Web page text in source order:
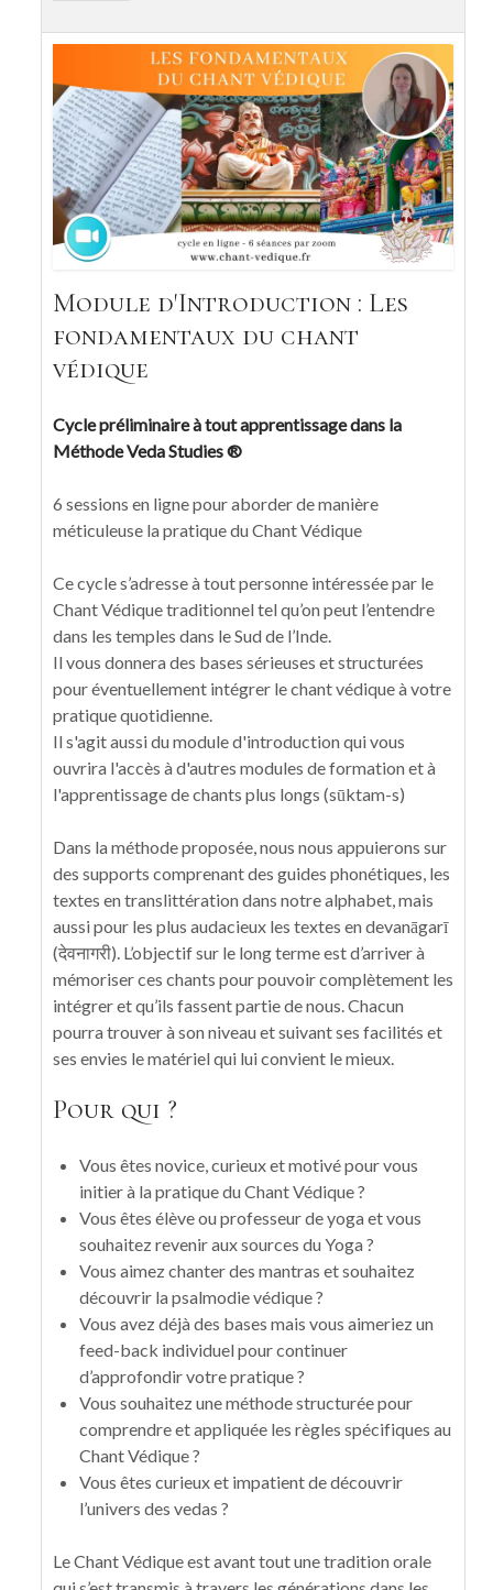
Module d'Introduction : Les
fondamentaux du chant
védique
Cycle préliminaire à tout apprentissage dans la
Méthode Veda Studies ®
6 sessions en ligne pour aborder de manière
méticuleuse la pratique du Chant Védique
Ce cycle s’adresse à tout personne intéressée par le
Chant Védique traditionnel tel qu’on peut l’entendre
dans les temples dans le Sud de l’Inde.
Il vous donnera des bases sérieuses et structurées
pour éventuellement intégrer le chant védique à votre
pratique quotidienne.
Il s'agit aussi du module d'introduction qui vous
ouvrira l'accès à d'autres modules de formation et à
l'apprentissage de chants plus longs (sūktam-s)
Dans la méthode proposée, nous nous appuierons sur
des supports comprenant des guides phonétiques, les
textes en translittération dans notre alphabet, mais
aussi pour les plus audacieux les textes en devanāgarī
(देवनागरी). L’objectif sur le long terme est d’arriver à
mémoriser ces chants pour pouvoir complètement les
intégrer et qu’ils fassent partie de nous. Chacun
pourra trouver à son niveau et suivant ses facilités et
ses envies le matériel qui lui convient le mieux.
Pour qui ?
Vous êtes novice, curieux et motivé pour vous
initier à la pratique du Chant Védique ?
Vous êtes élève ou professeur de yoga et vous
souhaitez revenir aux sources du Yoga ?
Vous aimez chanter des mantras et souhaitez
découvrir la psalmodie védique ?
Vous avez déjà des bases mais vous aimeriez un
feed-back individuel pour continuer
d’approfondir votre pratique ?
Vous souhaitez une méthode structurée pour
comprendre et appliquée les règles spécifiques au
Chant Védique ?
Vous êtes curieux et impatient de découvrir
l’univers des vedas ?
Le Chant Védique est avant tout une tradition orale